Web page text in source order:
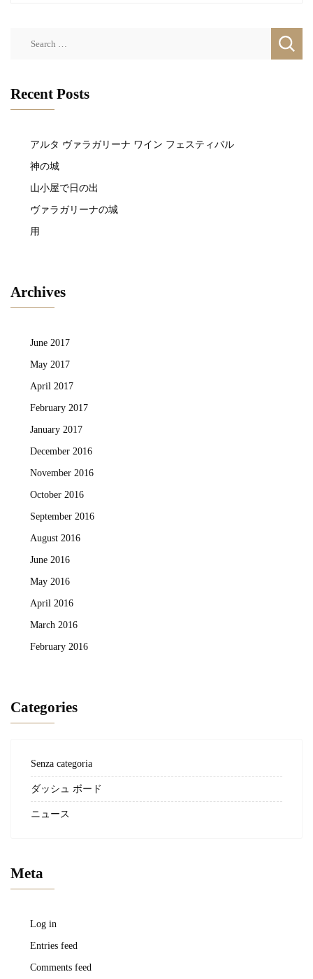
Recent Posts
アルタ ヴァラガリーナ ワイン フェスティバル
神の城
山小屋で日の出
ヴァラガリーナの城
用
Archives
June 2017
May 2017
April 2017
February 2017
January 2017
December 2016
November 2016
October 2016
September 2016
August 2016
June 2016
May 2016
April 2016
March 2016
February 2016
Categories
Senza categoria
ダッシュ ボード
ニュース
Meta
Log in
Entries feed
Comments feed